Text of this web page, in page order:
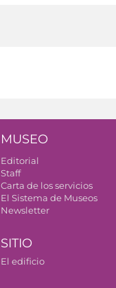
MUSEO
Editorial
Staff
Carta de los servicios
El Sistema de Museos
Newsletter
SITIO
El edificio